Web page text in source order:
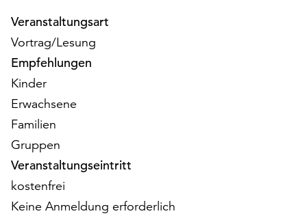
die
Schaltfläche
„Cookie-
Einstellungen“
zur
Verfügung.
Funktionale
Cookies
werden
auch
ohne
Ihr
Einverständnis
Veranstaltungsart
Vortrag/Lesung
Empfehlungen
Kinder
Erwachsene
Familien
Gruppen
Veranstaltungseintritt
kostenfrei
Keine Anmeldung erforderlich